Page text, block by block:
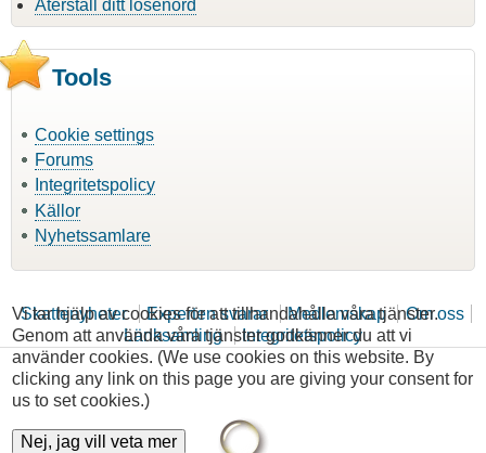
Återställ ditt lösenord
Tools
Cookie settings
Forums
Integritetspolicy
Källor
Nyhetssamlare
Skattenyheter Experten svarar Medlemskap
Om oss
Länksamling
Integritetspolicy
Vi tar hjälp av cookies för att tillhandahålla våra tjänster.
Genom att använda våra tjänster godkänner du att vi
använder cookies. (We use cookies on this website. By
clicking any link on this page you are giving your consent for
us to set cookies.)
Nej, jag vill veta mer